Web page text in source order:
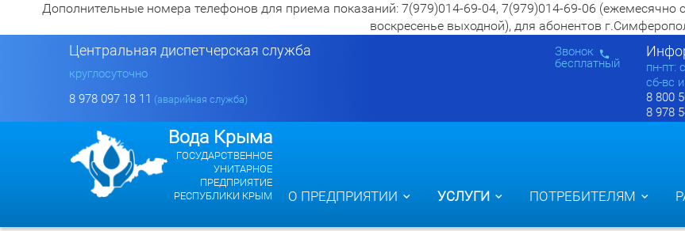
Дополнительные номера телефонов для приема показаний: 7(979)014-69-04, 7(979)014-69-06 (ежемесячно
воскресенье выходной), для абонентов
пн-пт:
сб-вс
8 800
8 978
Звонок
бесплатный
Центральная диспетчерская служба
круглосуточно
8 978 097 18 11 (аварийная служба)
Вода Крыма
ГОСУДАРСТВЕННОЕ
УНИТАРНОЕ
ПРЕДПРИЯТИЕ
РЕСПУБЛИКИ КРЫМ
О ПРЕДПРИЯТИИ УСЛУГИ ПОТРЕБИТЕЛЯМ